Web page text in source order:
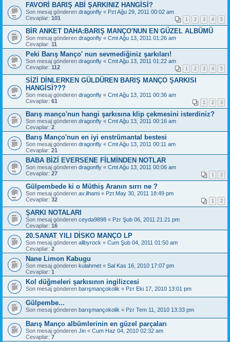
FAVORİ BARIŞ ABİ ŞARKINIZ HANGİSİ?
Son mesaj gönderen dragonfly « Pzt Ağu 29, 2011 00:02 am
Cevaplar: 101 1 2 3 4 5
BİR ANKET DAHA:BARIŞ MANÇO'NUN EN GÜZEL ALBÜMÜ
Son mesaj gönderen dragonfly « Cmt Ağu 13, 2011 01:26 am
Cevaplar: 11
Peki Barış Manço' nun sevmediğiniz şarkıları!
Son mesaj gönderen dragonfly « Cmt Ağu 13, 2011 01:22 am
Cevaplar: 112 1 2 3 4 5
SİZİ DİNLERKEN GÜLDÜREN BARIŞ MANÇO ŞARKISI
HANGİSİ???
Son mesaj gönderen dragonfly « Cmt Ağu 13, 2011 00:36 am
Cevaplar: 61 1 2 3
Barış manço'nun hangi şarkısına klip çekmesini isterdiniz?
Son mesaj gönderen dragonfly « Cmt Ağu 13, 2011 00:16 am
Cevaplar: 2
Barış Manço'nun en iyi enstrümantal bestesi
Son mesaj gönderen dragonfly « Cmt Ağu 13, 2011 00:11 am
Cevaplar: 21
BABA BİZİ EVERSENE FİLMİNDEN NOTLAR
Son mesaj gönderen dragonfly « Cmt Ağu 13, 2011 00:06 am
Cevaplar: 27 1 2
Gülpembede ki o Müthiş Aranın sırrı ne ?
Son mesaj gönderen av.ilhami « Pzt May 30, 2011 18:49 pm
Cevaplar: 32 1 2
ŞARKI NOTALARI
Son mesaj gönderen ceyda9898 « Pzr Şub 06, 2011 21:21 pm
Cevaplar: 16
20.SANAT YILI DİSKO MANÇO LP
Son mesaj gönderen allbyrock « Cum Şub 04, 2011 01:50 am
Cevaplar: 2
Nane Limon Kabugu
Son mesaj gönderen kulahmet « Sal Kas 16, 2010 17:07 pm
Cevaplar: 1
Kol düğmeleri şarkısının ingilizcesi
Son mesaj gönderen barışmançokolik « Pzr Eki 17, 2010 13:01 pm
Gülpembe...
Son mesaj gönderen barışmançokolik « Pzr Tem 11, 2010 13:33 pm
Barış Manço albümlerinin en güzel parçaları
Son mesaj gönderen Jin « Cum Haz 04, 2010 02:32 am
Cevaplar: 7